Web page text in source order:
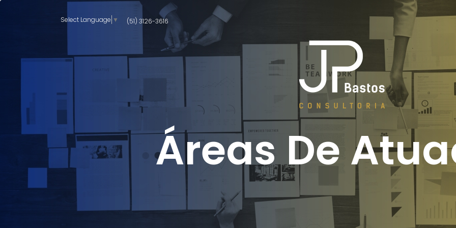
Select Language ▼ (51) 3126-3616
Áreas De